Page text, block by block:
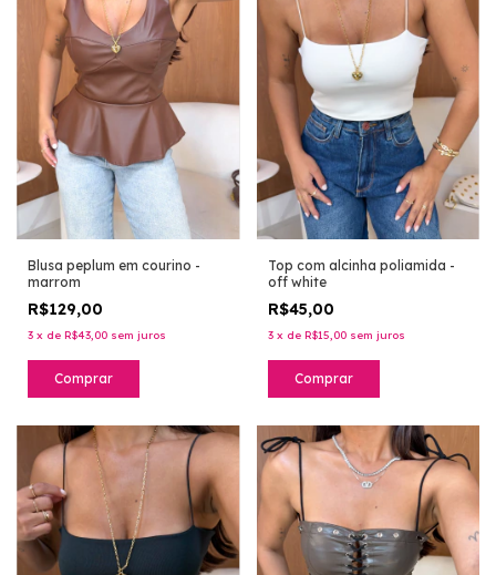
Blusa peplum em courino -
marrom
R$129,00
3 x de R$43,00 sem juros
Comprar
Top com alcinha poliamida -
off white
R$45,00
3 x de R$15,00 sem juros
Comprar